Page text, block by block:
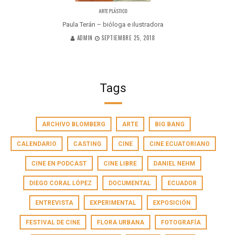
ARTE PLÁSTICO
Paula Terán – bióloga e ilustradora
ADMIN SEPTIEMBRE 25, 2018
Tags
ARCHIVO BLOMBERG ARTE BIG BANG
CALENDARIO CASTING CINE CINE ECUATORIANO
CINE EN PODCAST CINE LIBRE DANIEL NEHM
DIEGO CORAL LÓPEZ DOCUMENTAL ECUADOR
ENTREVISTA EXPERIMENTAL EXPOSICIÓN
FESTIVAL DE CINE FLORA URBANA FOTOGRAFÍA